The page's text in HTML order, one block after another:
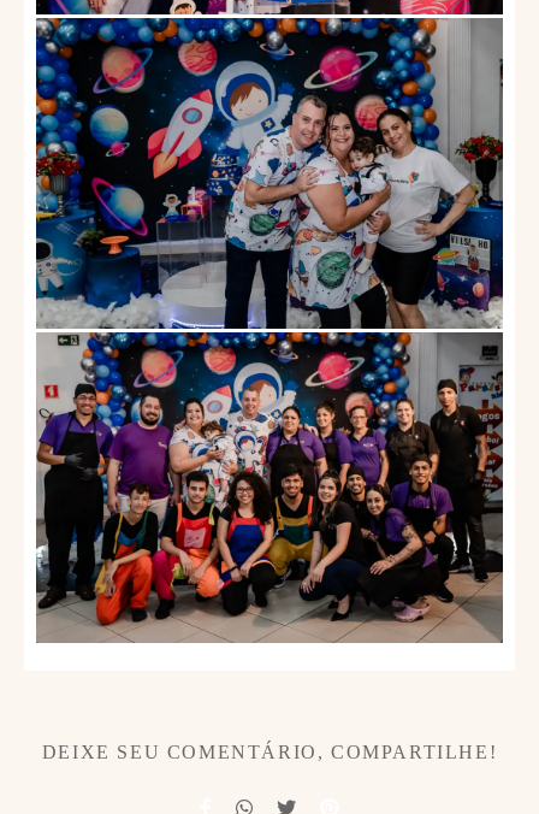
DEIXE SEU COMENTÁRIO, COMPARTILHE!